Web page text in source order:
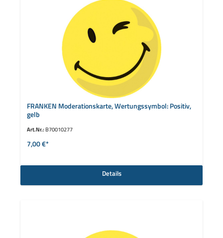
FRANKEN Moderationskarte, Wertungssymbol: Positiv,
gelb
Art.Nr.: B70010277
7,00 €*
Details